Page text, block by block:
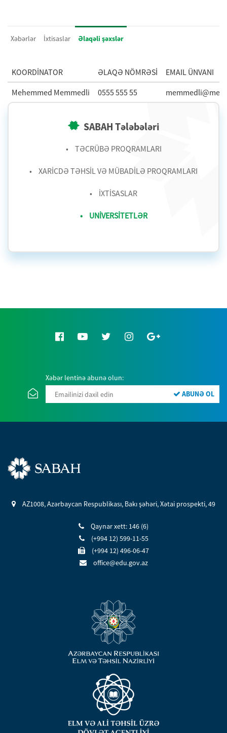
Xəbərlər İxtisaslar Əlaqəli şəxslər
KOORDİNATOR ƏLAQƏ NÖMRƏSİ
EMAIL ÜNVANI
Mehemmed Memmedli
0555 555 55
SABAH Tələbələri
TƏCRÜBƏ PROQRAMLARI
XARİCDƏ TƏHSİL VƏ MÜBADİLƏ PROQRAMLARI
İXTİSASLAR
UNİVERSİTETLƏR
Xəbər lentinə abunə olun:
ABUNƏ OL
AZ1008, Azərbaycan Respublikası, Bakı şəhəri, Xətai prospekti, 49
Qaynar xett: 146 (6)
(+994 12) 599-11-55
(+994 12) 496-06-47
office@edu.gov.az